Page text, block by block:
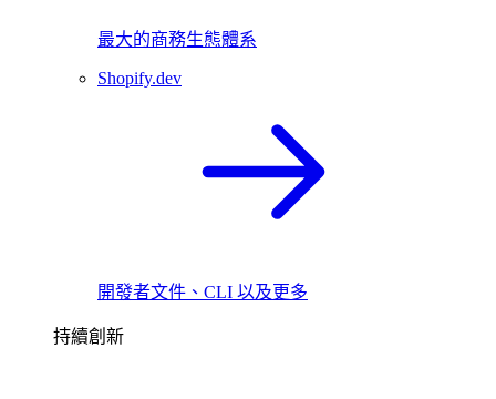
最大的商務生態體系
Shopify.dev
開發者文件、CLI 以及更多
持續創新